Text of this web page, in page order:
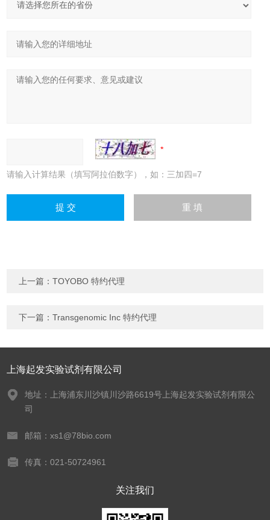
请输入计算结果（填写阿拉伯数字），如：三加四=7
上一篇：TOYOBO 特约代理
下一篇：Transgenomic Inc 特约代理
上海起发实验试剂有限公司
地址：上海浦东川沙镇川沙路6619号上海起发实验试剂有限公
司
邮箱：xs1@78bio.com
传真：021-50724961
关注我们